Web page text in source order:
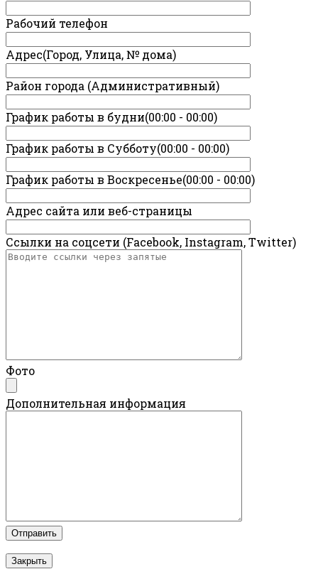
Рабочий телефон
Адрес(Город, Улица, № дома)
Район города (Административный)
График работы в будни(00:00 - 00:00)
График работы в Субботу(00:00 - 00:00)
График работы в Воскресенье(00:00 - 00:00)
Адрес сайта или веб-страницы
Ссылки на соцсети (Facebook, Instagram, Twitter)
Фото
Дополнительная информация
Закрыть